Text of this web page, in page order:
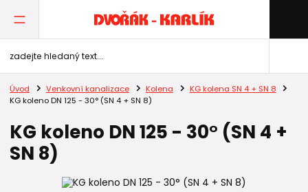
Úvod Venkovní kanalizace Kolena
KG kolena SN 4 + SN 8
KG koleno DN 125 - 30° (SN 4 + SN 8)
KG koleno DN 125 - 30° (SN 4 +
SN 8)